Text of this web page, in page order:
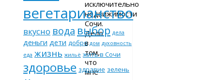
исключительно
недвижимости
Сочи.
Дело
в
том,
что
мне
вегетарианство
вкусно вода выбор дела
деньги дети добро дом духовность
еда жизнь жильё жить в Сочи
здоровье здравие зелень